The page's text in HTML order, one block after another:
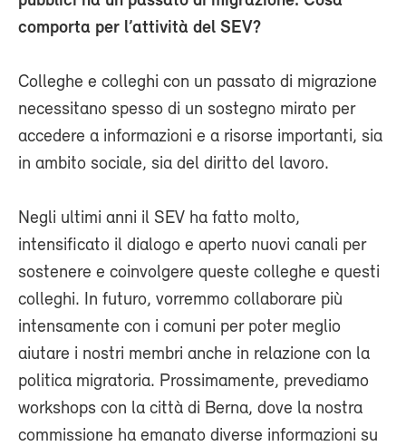
comporta per l’attività del SEV?
Colleghe e colleghi con un passato di migrazione
necessitano spesso di un sostegno mirato per
accedere a informazioni e a risorse importanti, sia
in ambito sociale, sia del diritto del lavoro.
Negli ultimi anni il SEV ha fatto molto,
intensificato il dialogo e aperto nuovi canali per
sostenere e coinvolgere queste colleghe e questi
colleghi. In futuro, vorremmo collaborare più
intensamente con i comuni per poter meglio
aiutare i nostri membri anche in relazione con la
politica migratoria. Prossimamente, prevediamo
workshops con la città di Berna, dove la nostra
commissione ha emanato diverse informazioni su